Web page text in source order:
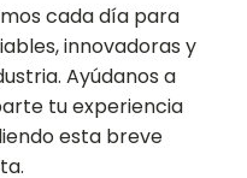
cada día para
innovadoras y
Ayúdanos a
tu experiencia
esta breve